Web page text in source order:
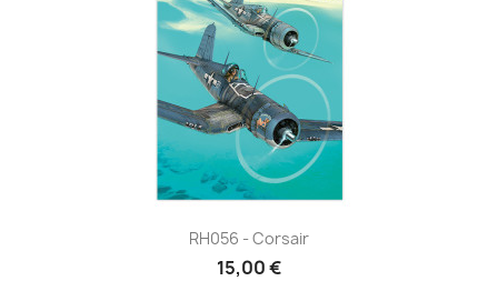
RH056 - Corsair
15,00 €